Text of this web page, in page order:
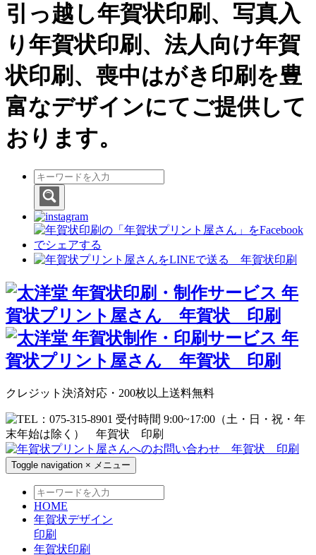
引っ越し年賀状印刷、写真入
り年賀状印刷、法人向け年賀
状印刷、喪中はがき印刷を豊
富なデザインにてご提供して
おります。
クレジット決済対応・200枚以上送料無料
Toggle navigation × メニュー
HOME
年賀状デザイン
印刷
年賀状印刷